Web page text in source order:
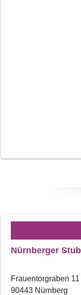
Nürnberger
Frauentorgraben 11
90443 Nürnberg